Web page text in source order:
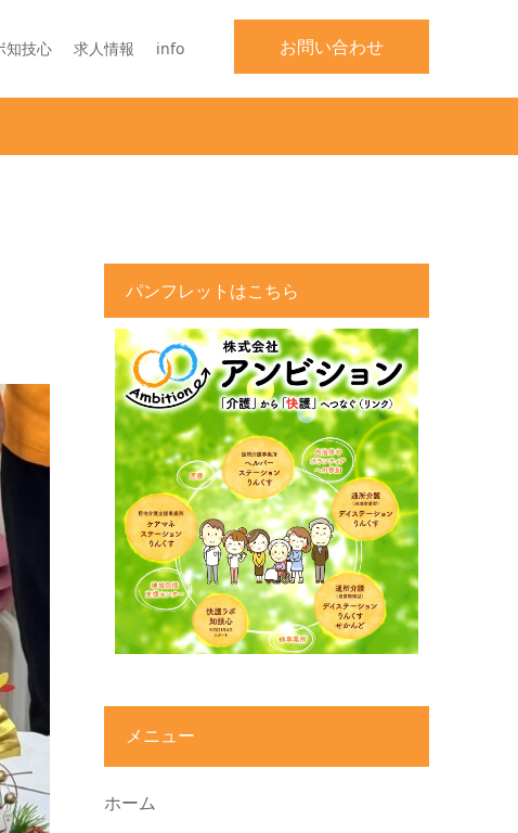
お問い合わせ
知技心 求人情報 info
パンフレットはこちら
メニュー
ホーム